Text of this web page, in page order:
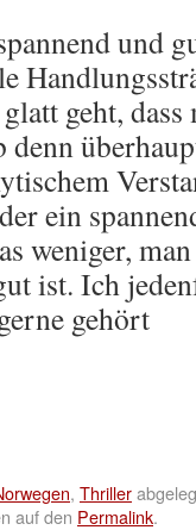
und
geht,
ein
weniger,
ist. Ich
gehört
, Thriller
auf den Permalink.